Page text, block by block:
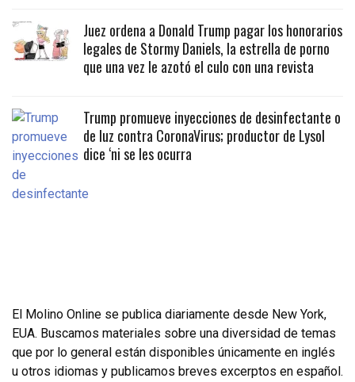
Juez ordena a Donald Trump pagar los honorarios
legales de Stormy Daniels, la estrella de porno
que una vez le azotó el culo con una revista
Trump promueve inyecciones de desinfectante o
de luz contra CoronaVirus; productor de Lysol
dice ‘ni se les ocurra
El Molino Online se publica diariamente desde New York,
EUA. Buscamos materiales sobre una diversidad de temas
que por lo general están disponibles únicamente en inglés
u otros idiomas y publicamos breves excerptos en español.